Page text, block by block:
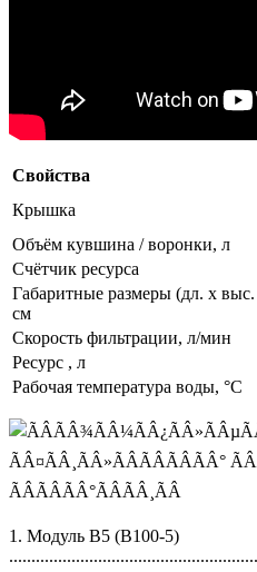
Свойства
Крышка
Объём кувшина / воронки, л
Счётчик ресурса
Габаритные размеры (дл. х
см
Скорость фильтрации, л/мин
Ресурс , л
Рабочая температура воды, °C
1. Модуль В5 (В100-5)